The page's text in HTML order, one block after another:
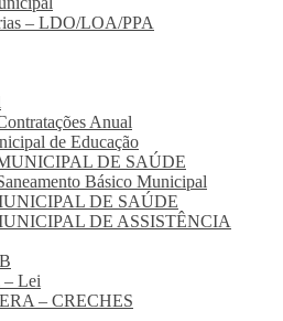
– LDO/LOA/PPA
Anual
de Educação
DE SAÚDE
Básico Municipal
DE SAÚDE
DE ASSISTÊNCIA
– Lei
– CRECHES